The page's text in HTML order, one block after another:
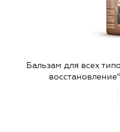
Бальзам для всех